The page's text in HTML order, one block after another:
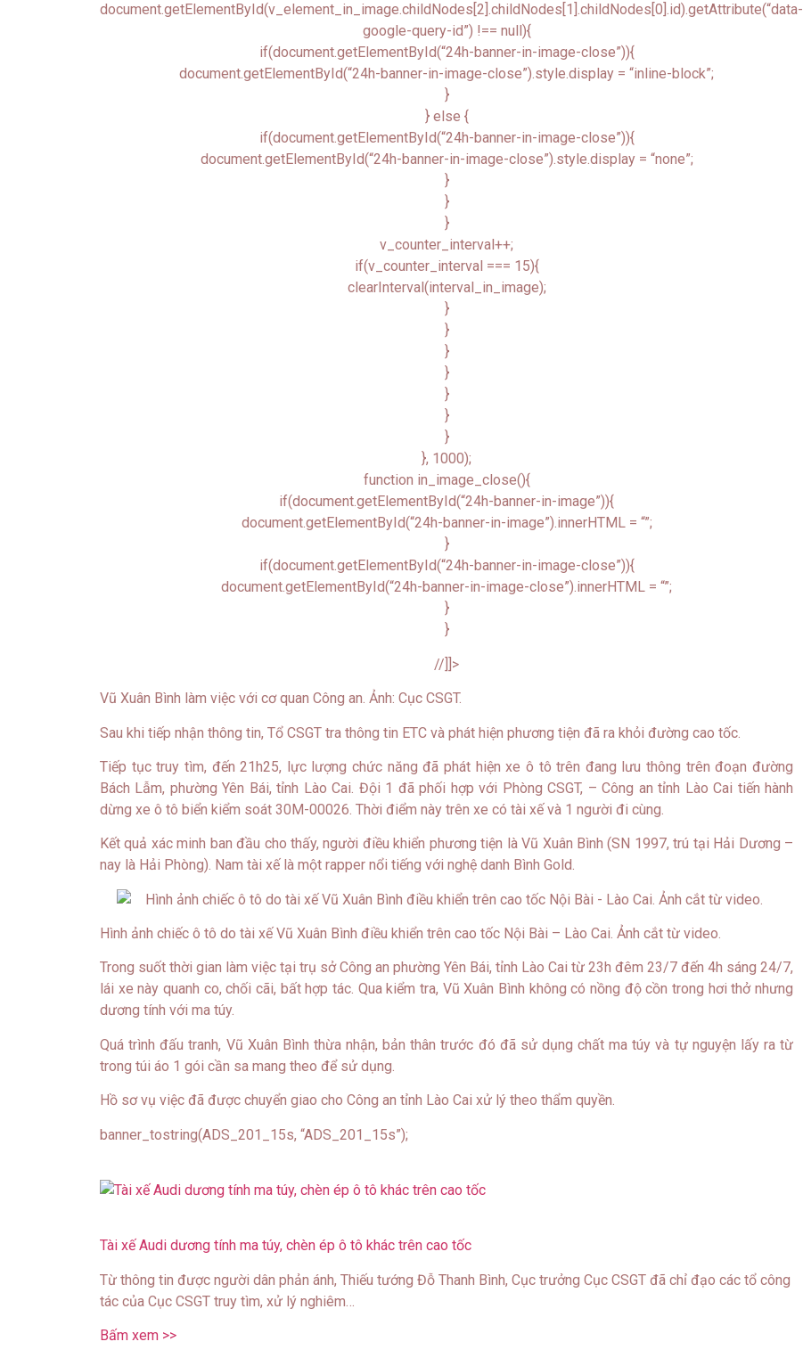
document.getElementById(v_element_in_image.childNodes[2].childNodes[1].childNodes[0].id).getAttribute(“data-
google-query-id”) !== null){
if(document.getElementById(“24h-banner-in-image-close”)){
document.getElementById(“24h-banner-in-image-close”).style.display = “inline-block”;
}
} else {
if(document.getElementById(“24h-banner-in-image-close”)){
document.getElementById(“24h-banner-in-image-close”).style.display = “none”;
}
}
}
v_counter_interval++;
if(v_counter_interval === 15){
clearInterval(interval_in_image);
}
}
}
}
}
}
}
}, 1000);
function in_image_close(){
if(document.getElementById(“24h-banner-in-image”)){
document.getElementById(“24h-banner-in-image”).innerHTML = “”;
}
if(document.getElementById(“24h-banner-in-image-close”)){
document.getElementById(“24h-banner-in-image-close”).innerHTML = “”;
}
}
//]]>
Vũ Xuân Bình làm việc với cơ quan Công an. Ảnh: Cục CSGT.
Sau khi tiếp nhận thông tin, Tổ CSGT tra thông tin ETC và phát hiện phương tiện đã ra khỏi đường cao tốc.
Tiếp tục truy tìm, đến 21h25, lực lượng chức năng đã phát hiện xe ô tô trên đang lưu thông trên đoạn đường
Bách Lẫm, phường Yên Bái, tỉnh Lào Cai. Đội 1 đã phối hợp với Phòng CSGT, – Công an tỉnh Lào Cai tiến hành
dừng xe ô tô biển kiểm soát 30M-00026. Thời điểm này trên xe có tài xế và 1 người đi cùng.
Kết quả xác minh ban đầu cho thấy, người điều khiển phương tiện là Vũ Xuân Bình (SN 1997, trú tại Hải Dương –
nay là Hải Phòng). Nam tài xế là một rapper nổi tiếng với nghệ danh Bình Gold.
Hình ảnh chiếc ô tô do tài xế Vũ Xuân Bình điều khiển trên cao tốc Nội Bài – Lào Cai. Ảnh cắt từ video.
Trong suốt thời gian làm việc tại trụ sở Công an phường Yên Bái, tỉnh Lào Cai từ 23h đêm 23/7 đến 4h sáng 24/7,
lái xe này quanh co, chối cãi, bất hợp tác. Qua kiểm tra, Vũ Xuân Bình không có nồng độ cồn trong hơi thở nhưng
dương tính với ma túy.
Quá trình đấu tranh, Vũ Xuân Bình thừa nhận, bản thân trước đó đã sử dụng chất ma túy và tự nguyện lấy ra từ
trong túi áo 1 gói cần sa mang theo để sử dụng.
Hồ sơ vụ việc đã được chuyển giao cho Công an tỉnh Lào Cai xử lý theo thẩm quyền.
banner_tostring(ADS_201_15s, “ADS_201_15s”);
Tài xế Audi dương tính ma túy, chèn ép ô tô khác trên cao tốc
Từ thông tin được người dân phản ánh, Thiếu tướng Đỗ Thanh Bình, Cục trưởng Cục CSGT đã chỉ đạo các tổ công
tác của Cục CSGT truy tìm, xử lý nghiêm…
Bấm xem >>